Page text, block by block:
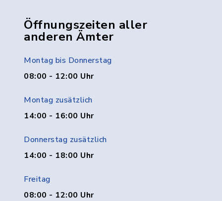
Öffnungszeiten aller
anderen Ämter
Montag bis Donnerstag
08:00 - 12:00 Uhr
Montag zusätzlich
14:00 - 16:00 Uhr
Donnerstag zusätzlich
14:00 - 18:00 Uhr
Freitag
08:00 - 12:00 Uhr